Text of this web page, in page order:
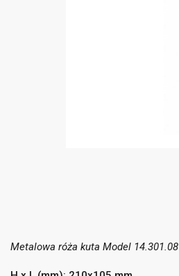
Metalowa róża kuta Model 14.301.08